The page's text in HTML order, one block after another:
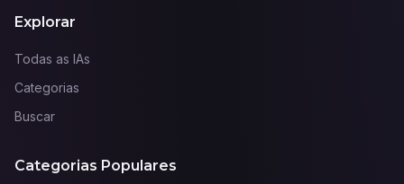
Explorar
Todas as IAs
Categorias
Buscar
Categorias Populares